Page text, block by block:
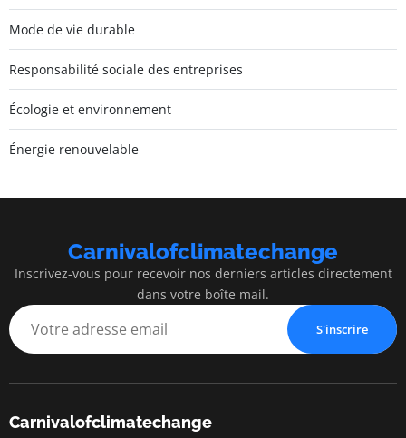
Mode de vie durable
Responsabilité sociale des entreprises
Écologie et environnement
Énergie renouvelable
Carnivalofclimatechange
Inscrivez-vous pour recevoir nos derniers articles directement
dans votre boîte mail.
S'inscrire
Carnivalofclimatechange